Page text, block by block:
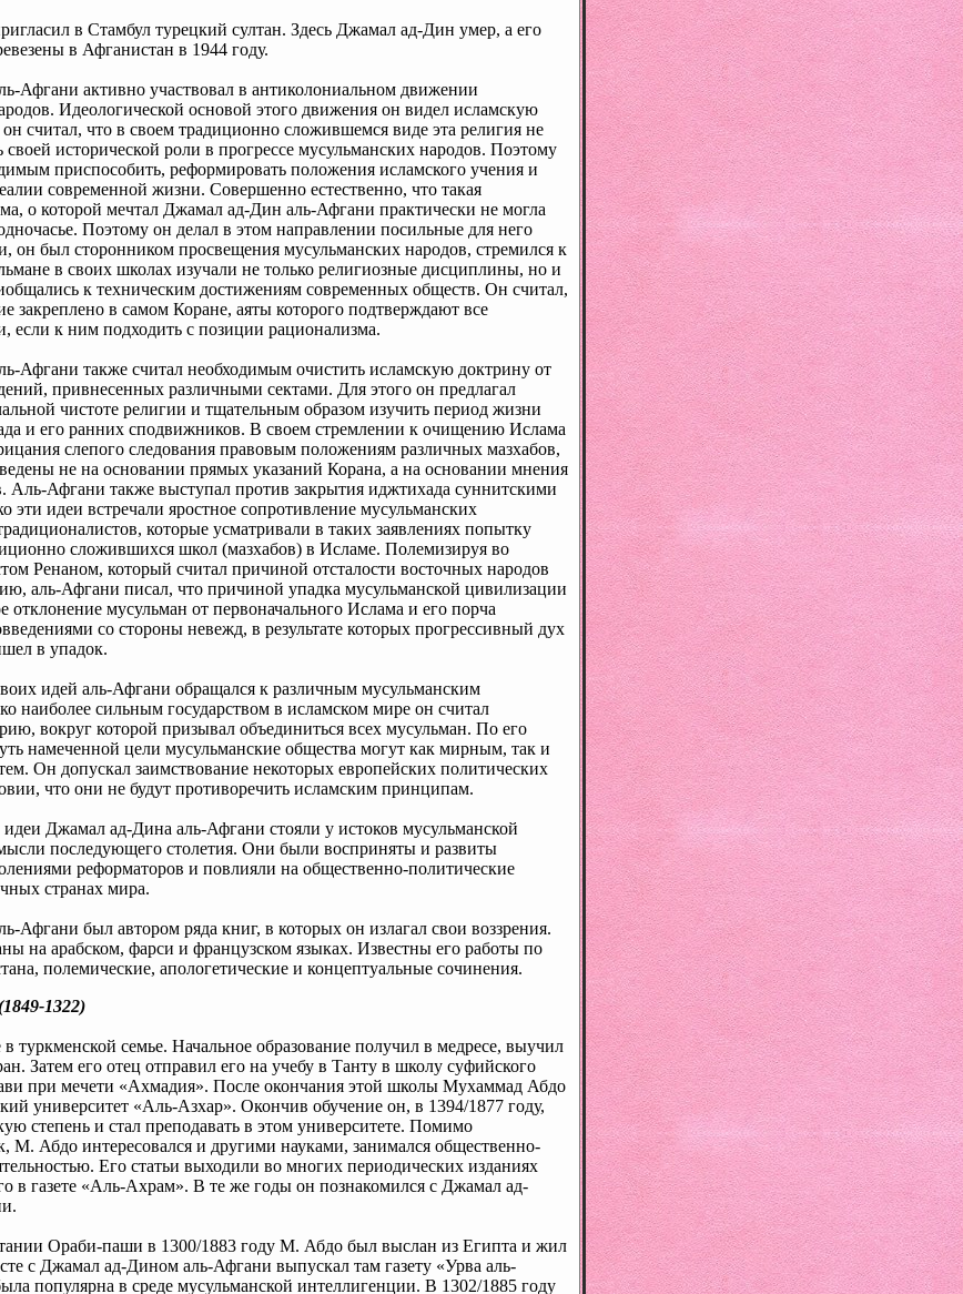
в Стамбул турецкий султан. Здесь Джамал ад-Дин умер, а его
в Афганистан в 1944 году.
Афгани активно участвовал в антиколониальном движении
Идеологической основой этого движения он видел исламскую
считал, что в своем традиционно сложившемся виде эта религия не
исторической роли в прогрессе мусульманских народов. Поэтому
приспособить, реформировать положения исламского учения и
современной жизни. Совершенно естественно, что такая
о которой мечтал Джамал ад-Дин аль-Афгани практически не могла
Поэтому он делал в этом направлении посильные для него
он был сторонником просвещения мусульманских народов, стремился к
в своих школах изучали не только религиозные дисциплины, но и
к техническим достижениям современных обществ. Он считал,
закреплено в самом Коране, аяты которого подтверждают все
если к ним подходить с позиции рационализма.
Афгани также считал необходимым очистить исламскую доктрину от
привнесенных различными сектами. Для этого он предлагал
чистоте религии и тщательным образом изучить период жизни
и его ранних сподвижников. В своем стремлении к очищению Ислама
слепого следования правовым положениям различных мазхабов,
не на основании прямых указаний Корана, а на основании мнения
Аль-Афгани также выступал против закрытия иджтихада суннитскими
эти идеи встречали яростное сопротивление мусульманских
которые усматривали в таких заявлениях попытку
сложившихся школ (мазхабов) в Исламе. Полемизируя во
Ренаном, который считал причиной отсталости восточных народов
аль-Афгани писал, что причиной упадка мусульманской цивилизации
отклонение мусульман от первоначального Ислама и его порча
со стороны невежд, в результате которых прогрессивный дух
в упадок.
идей аль-Афгани обращался к различным мусульманским
наиболее сильным государством в исламском мире он считал
вокруг которой призывал объединиться всех мусульман. По его
намеченной цели мусульманские общества могут как мирным, так и
Он допускал заимствование некоторых европейских политических
что они не будут противоречить исламским принципам.
Джамал ад-Дина аль-Афгани стояли у истоков мусульманской
последующего столетия. Они были восприняты и развиты
реформаторов и повлияли на общественно-политические
странах мира.
Афгани был автором ряда книг, в которых он излагал свои воззрения.
на арабском, фарси и французском языках. Известны его работы по
полемические, апологетические и концептуальные сочинения.
1322)
туркменской семье. Начальное образование получил в медресе, выучил
Затем его отец отправил его на учебу в Танту в школу суфийского
при мечети «Ахмадия». После окончания этой школы Мухаммад Абдо
университет «Аль-Азхар». Окончив обучение он, в 1394/1877 году,
степень и стал преподавать в этом университете. Помимо
М. Абдо интересовался и другими науками, занимался общественно-
Его статьи выходили во многих периодических изданиях
в газете «Аль-Ахрам». В те же годы он познакомился с Джамал ад-
Ораби-паши в 1300/1883 году М. Абдо был выслан из Египта и жил
с Джамал ад-Дином аль-Афгани выпускал там газету «Урва аль-
популярна в среде мусульманской интеллигенции. В 1302/1885 году